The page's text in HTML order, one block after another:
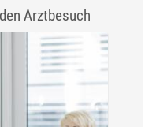
Arztbesuch